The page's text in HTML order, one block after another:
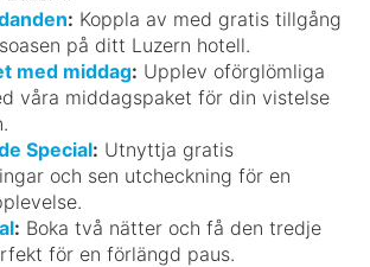
: Koppla av med gratis tillgång
på ditt Luzern hotell.
med middag: Upplev oförglömliga
våra middagspaket för din vistelse
Special: Utnyttja gratis
och sen utcheckning för en
: Boka två nätter och få den tredje
för en förlängd paus.